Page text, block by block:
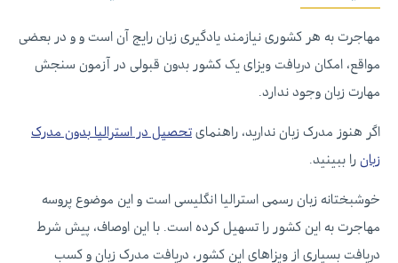
مهاجرت به هر کشوری نیازمند یادگیری زبان رایج آن است و و در بعضی
مواقع، امکان دریافت ویزای یک کشور بدون قبولی در آزمون سنجش
مهارت زبان وجود ندارد.
اگر هنوز مدرک زبان ندارید، راهنمای تحصیل در استرالیا بدون مدرک
زبان را ببینید.
خوشبختانه زبان رسمی استرالیا انگلیسی است و این موضوع پروسه
مهاجرت به این کشور را تسهیل کرده است. با این اوصاف، پیش شرط
دریافت بسیاری از ویزاهای این کشور، دریافت مدرک زبان و کسب